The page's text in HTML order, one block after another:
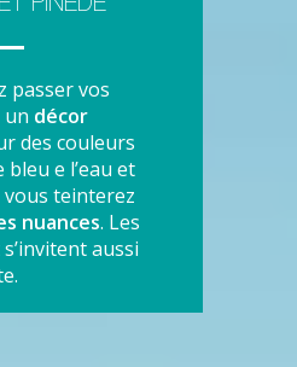
PINÈDE
passer vos
un décor
des couleurs
bleu e l’eau et
vous teinterez
nuances. Les
aussi